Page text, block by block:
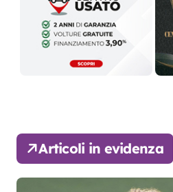
Articoli in evidenza